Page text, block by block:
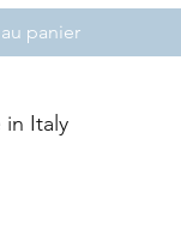
panier
in Italy